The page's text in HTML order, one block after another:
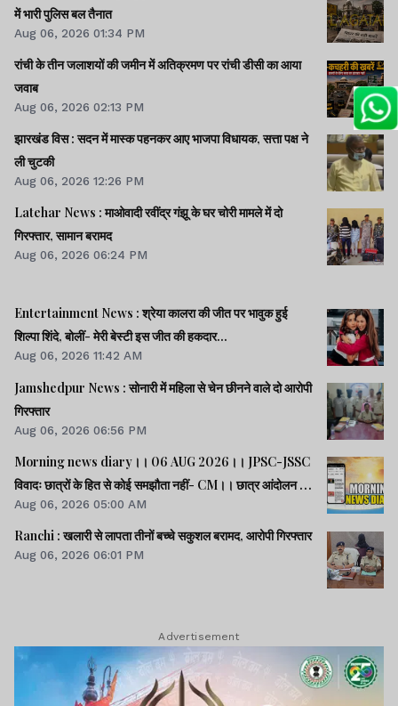
में भारी पुलिस बल तैनात
Aug 06, 2026 01:34 PM
रांची के तीन जलाशयों की जमीन में अतिक्रमण पर रांची डीसी का आया
जवाब
Aug 06, 2026 02:13 PM
झारखंड विस : सदन में मास्क पहनकर आए भाजपा विधायक, सत्ता पक्ष ने
ली चुटकी
Aug 06, 2026 12:26 PM
Latehar News : माओवादी रवींद्र गंझू के घर चोरी मामले में दो
गिरफ्तार, सामान बरामद
Aug 06, 2026 06:24 PM
Entertainment News : श्रेया कालरा की जीत पर भावुक हुई
शिल्पा शिंदे, बोलीं- मेरी बेस्टी इस जीत की हकदार...
Aug 06, 2026 11:42 AM
Jamshedpur News : सोनारी में महिला से चेन छीनने वाले दो आरोपी
गिरफ्तार
Aug 06, 2026 06:56 PM
Morning news diary।। 06 AUG 2026।। JPSC-JSSC
विवादः छात्रों के हित से कोई समझौता नहीं- CM।। छात्र आंदोलन के
समर्थन में झारखंड आएंगे अभिजीत दीपके।। जब तक अमित शाह सदन
में जवाब नहीं देते, चर्चा नहीं होगीः राहुल।। समेत कई खबरें व वीडियो.
Aug 06, 2026 05:00 AM
Ranchi : खलारी से लापता तीनों बच्चे सकुशल बरामद, आरोपी गिरफ्तार
Aug 06, 2026 06:01 PM
Advertisement